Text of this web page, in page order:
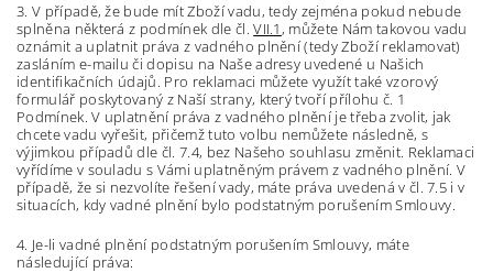
3. V případě, že bude mít Zboží vadu, tedy zejména pokud nebude
splněna některá z podmínek dle čl.VII.1, můžete Nám takovou vadu
oznámit a uplatnit práva z vadného plnění (tedy Zboží reklamovat)
zasláním e-mailu či dopisu na Naše adresy uvedené u Našich
identifikačních údajů. Pro reklamaci můžete využít také vzorový
formulář poskytovaný z Naší strany, který tvoří přílohu č. 1
Podmínek. V uplatnění práva z vadného plnění je třeba zvolit, jak
chcete vadu vyřešit, přičemž tuto volbu nemůžete následně, s
výjimkou případů dle čl. 7.4, bez Našeho souhlasu změnit. Reklamaci
vyřídíme v souladu s Vámi uplatněným právem z vadného plnění. V
případě, že si nezvolíte řešení vady, máte práva uvedená v čl. 7.5 i v
situacích, kdy vadné plnění bylo podstatným porušením Smlouvy.
4. Je-li vadné plnění podstatným porušením Smlouvy, máte
následující práva: